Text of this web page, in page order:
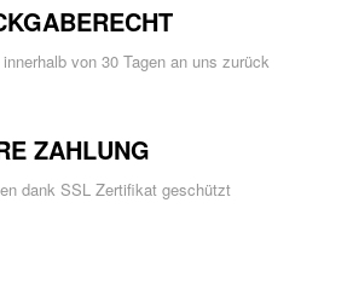
von 30 Tagen an uns zurück
ZAHLUNG
dank SSL Zertifikat geschützt